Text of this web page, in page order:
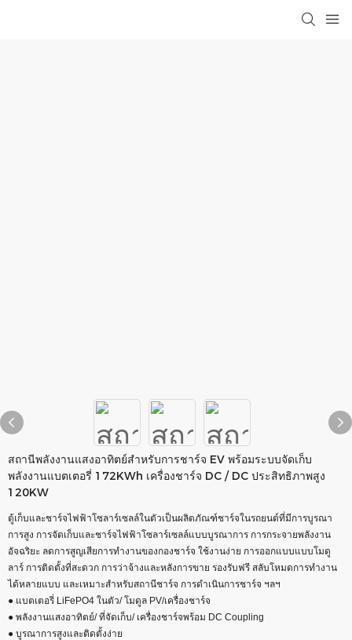
สถานีพลังงานแสงอาทิตย์สำหรับการชาร์จ EV พร้อมระบบจัดเก็บ
พลังงานแบตเตอรี่ 172KWh เครื่องชาร์จ DC / DC ประสิทธิภาพสูง
120KW
ตู้เก็บและชาร์จไฟฟ้าโซลาร์เซลล์ในตัวเป็นผลิตภัณฑ์ชาร์จในรถยนต์ที่มีการบูรณา
การสูง การจัดเก็บและชาร์จไฟฟ้าโซลาร์เซลล์แบบบูรณาการ การกระจายพลังงาน
อัจฉริยะ ลดการสูญเสียการทำงานของกองชาร์จ ใช้งานง่าย การออกแบบแบบโมดู
ลาร์ การติดตั้งที่สะดวก การว่าจ้างและหลังการขาย รองรับฟรี สลับโหมดการทำงาน
ได้หลายแบบ และเหมาะสำหรับสถานีชาร์จ การดำเนินการชาร์จ ฯลฯ
● แบตเตอรี่ LiFePO4 ในตัว/ โมดูล PV/เครื่องชาร์จ
● พลังงานแสงอาทิตย์/ ที่จัดเก็บ/ เครื่องชาร์จพร้อม DC Coupling
● บูรณาการสูงและติดตั้งง่าย